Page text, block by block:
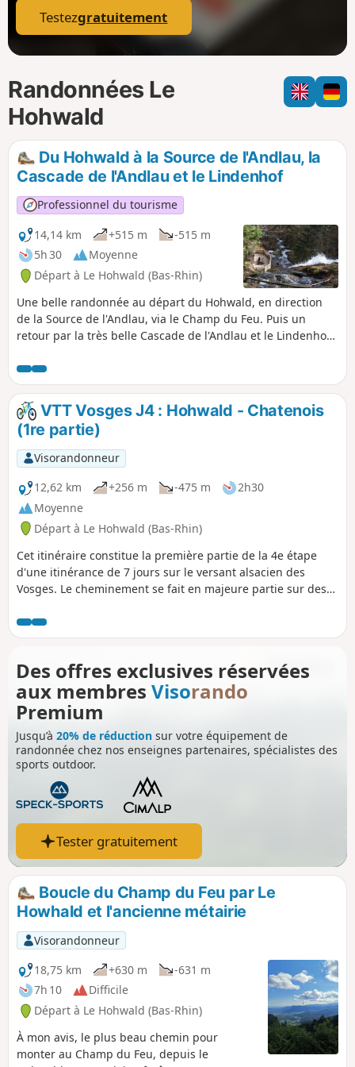
Testezgratuitement
Randonnées Le
Hohwald
Du Hohwald à la Source de l'Andlau, la
Cascade de l'Andlau et le Lindenhof
Professionnel du tourisme
14,14 km
+515 m
-515 m
5h 30
Moyenne
Départ à Le Hohwald (Bas-Rhin)
Une belle randonnée au départ du Hohwald, en direction
de la Source de l'Andlau, via le Champ du Feu. Puis un
retour par la très belle Cascade de l'Andlau et le Lindenhof,
Cette balade sera rafraichissante en été, par les grandes
chaleurs, vous marcherez le plus souvent dans l'ombre et
serez accompagnés par moments par le murmure du petit
torrent qui coule en contrebas.
VTT Vosges J4 : Hohwald - Chatenois
(1re partie)
Visorandonneur
12,62 km
+256 m -475 m
2h30
Moyenne
Départ à Le Hohwald (Bas-Rhin)
Cet itinéraire constitue la première partie de la 4e étape
d'une itinérance de 7 jours sur le versant alsacien des
Vosges. Le cheminement se fait en majeure partie sur des
constitué de plaquettes sur lesquelles figurent un logo VTT
Orange ou Rouge accompagné de la mention TMV
Des offres exclusives réservées
aux membres Visorando
Premium
Jusqu’à 20% de réduction sur votre équipement de
randonnée chez nos enseignes partenaires, spécialistes des
sports outdoor.
Tester gratuitement
Boucle du Champ du Feu par Le
Howhald et l'ancienne métairie
Visorandonneur
18,75 km
+630 m
-631 m
7h 10
Difficile
Départ à Le Hohwald (Bas-Rhin)
À mon avis, le plus beau chemin pour
monter au Champ du Feu, depuis le